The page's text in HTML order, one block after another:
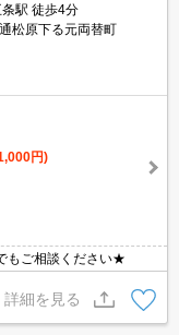
駅 徒歩4分
松原下る元両替町
円)
もご相談ください★
詳細を見る